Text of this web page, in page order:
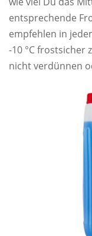
entsprechende
empfehlen in
-10 °C frostsicher
nicht verdünnen